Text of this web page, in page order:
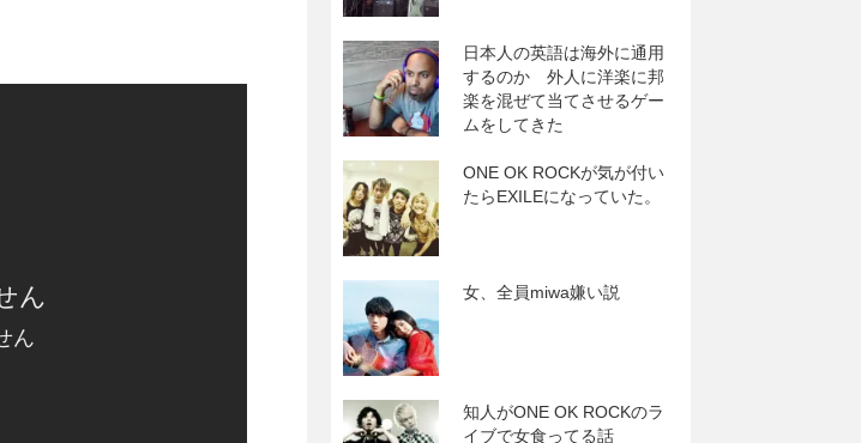
日本人の英語は海外に通用
するのか 外人に洋楽に邦
楽を混ぜて当てさせるゲー
ムをしてきた
ONE OK ROCKが気が付い
たらEXILEになっていた。
女、全員miwa嫌い説
知人がONE OK ROCKのラ
イブで女食ってる話